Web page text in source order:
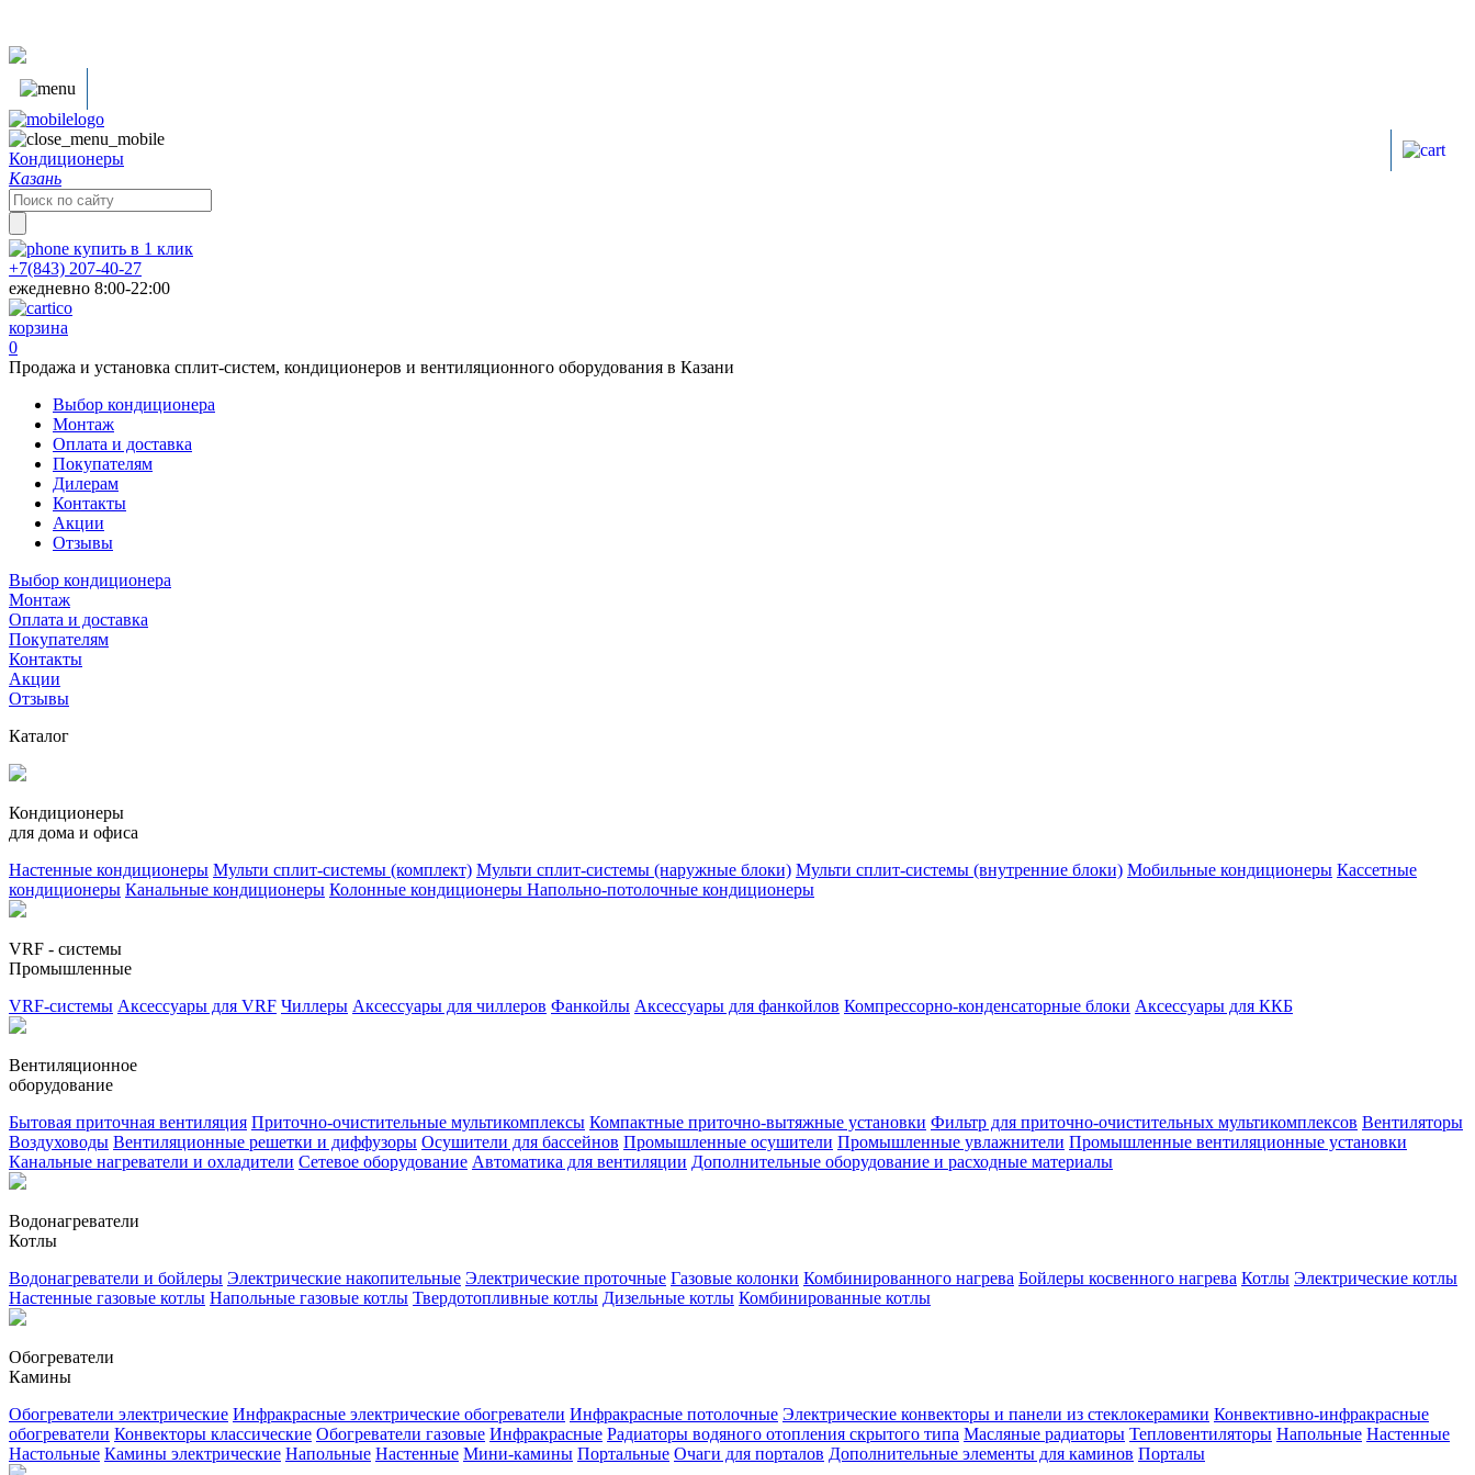
Кондиционеры
Казань
Search
for:
купить в 1 клик
+7(843) 207-40-27
ежедневно 8:00-22:00
корзина
0
Продажа и установка сплит-систем, кондиционеров и вентиляционного оборудования в Казани
Выбор кондиционера
Монтаж
Оплата и доставка
Покупателям
Дилерам
Контакты
Акции
Отзывы
Выбор кондиционера
Монтаж
Оплата и доставка
Покупателям
Контакты
Акции
Отзывы
Каталог
Кондиционеры
для дома и офиса
Настенные кондиционеры Мульти сплит-системы (комплект) Мульти сплит-системы (наружные блоки) Мульти сплит-системы (внутренние блоки) Мобильные кондиционеры Кассетные
кондиционеры Канальные кондиционеры Колонные кондиционеры Напольно-потолочные кондиционеры
VRF - системы
Промышленные
VRF-системы Аксессуары для VRF Чиллеры Аксессуары для чиллеров Фанкойлы Аксессуары для фанкойлов Компрессорно-конденсаторные блоки Аксессуары для ККБ
Вентиляционное
оборудование
Бытовая приточная вентиляция Приточно-очистительные мультикомплексы Компактные приточно-вытяжные установки Фильтр для приточно-очистительных мультикомплексов Вентиляторы
Воздуховоды Вентиляционные решетки и диффузоры Осушители для бассейнов Промышленные осушители Промышленные увлажнители Промышленные вентиляционные установки
Канальные нагреватели и охладители Сетевое оборудование Автоматика для вентиляции Дополнительные оборудование и расходные материалы
Водонагреватели
Котлы
Водонагреватели и бойлеры Электрические накопительные Электрические проточные Газовые колонки Комбинированного нагрева Бойлеры косвенного нагрева Котлы Электрические котлы
Настенные газовые котлы Напольные газовые котлы Твердотопливные котлы Дизельные котлы Комбинированные котлы
Обогреватели
Камины
Обогреватели электрические Инфракрасные электрические обогреватели Инфракрасные потолочные Электрические конвекторы и панели из стеклокерамики Конвективно-инфракрасные
обогреватели Конвекторы классические Обогреватели газовые Инфракрасные Радиаторы водяного отопления скрытого типа Масляные радиаторы Тепловентиляторы Напольные Настенные
Настольные Камины электрические Напольные Настенные Мини-камины Портальные Очаги для порталов Дополнительные элементы для каминов Порталы